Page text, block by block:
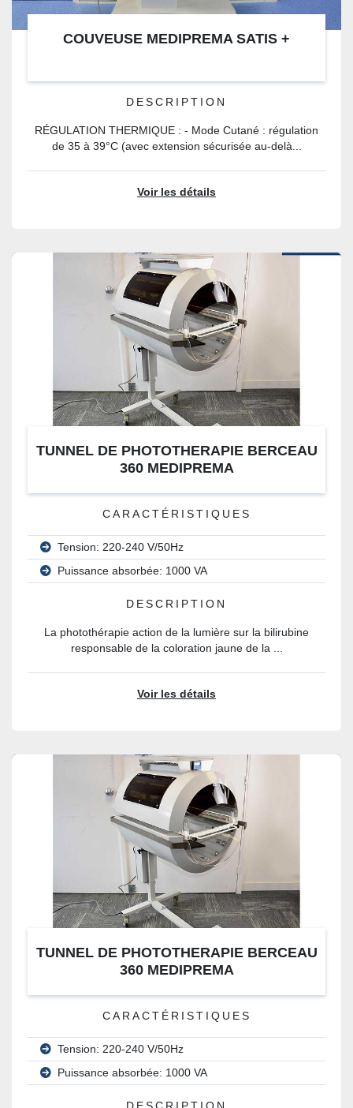
COUVEUSE MEDIPREMA SATIS +
DESCRIPTION
RÉGULATION THERMIQUE : - Mode Cutané : régulation
de 35 à 39°C (avec extension sécurisée au-delà...
Voir les détails
TUNNEL DE PHOTOTHERAPIE BERCEAU
360 MEDIPREMA
CARACTÉRISTIQUES
Tension: 220-240 V/50Hz
Puissance absorbée: 1000 VA
DESCRIPTION
La photothérapie action de la lumière sur la bilirubine
responsable de la coloration jaune de la ...
Voir les détails
TUNNEL DE PHOTOTHERAPIE BERCEAU
360 MEDIPREMA
CARACTÉRISTIQUES
Tension: 220-240 V/50Hz
Puissance absorbée: 1000 VA